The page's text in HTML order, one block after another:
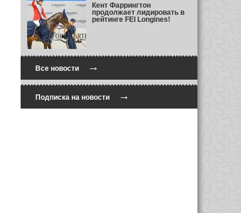
Кент Фаррингтон
продолжает лидировать в
рейтинге FEI Longines!
Все новости→
Подписка на новости→